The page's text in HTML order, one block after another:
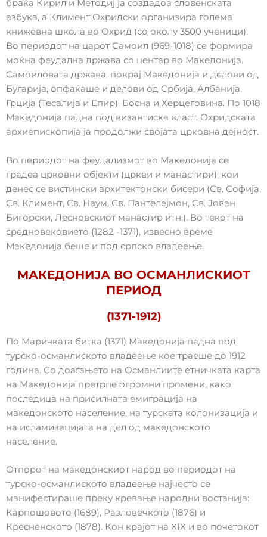
браќа Кирил и Методиј ја создадоа словенската
азбука, а Климент Охридски организира голема
книжевна школа во Охрид (со околу 3500 ученици).
Во периодот на царот Самоил (969-1018) се формира
моќна феудална држава со центар во Македонија.
Самоиловата држава, покрај Македонија и делови од
Бугарија, опфаќаше и делови од Србија, Албанија,
Грција (Тесалија и Епир), Босна и Херцеговина. По 1018
Македонија падна под византиска власт. Охридската
архиепископија ја продолжи својата црковна дејност.
Во периодот на феудализмот во Македонија се
градеа црковни објекти (цркви и манастири), кои
денес се вистински архитектонски бисери (Св. Софија,
Св. Климент, Св. Наум, Св. Пантелејмон, Св. Јован
Бигорски, Лесновскиот манастир итн.). Во текот на
средновековието (1282 -1371), извесно време
Македонија беше и под српско владеење.
МАКЕДОНИЈА ВО ОСМАНЛИСКИОТ
ПЕРИОД
(1371-1912)
По Маричката битка (1371) Македонија падна под
турско-османлиското владеење кое траеше до 1912
година. Со доаѓањето на Османлиите етничката карта
на Македонија претрпе огромни промени, како
последица на присилната емиграција на
македонското население, на турската колонизација и
на исламизацијата на дел од македонското
население.
Отпорот на македонскиот народ во периодот на
турско-османлиското владеење најчесто се
манифестираше преку кревање народни востанија:
Карпошовото (1689), Разловечкото (1876) и
Кресненското (1878). Кон крајот на XIX и во почетокот